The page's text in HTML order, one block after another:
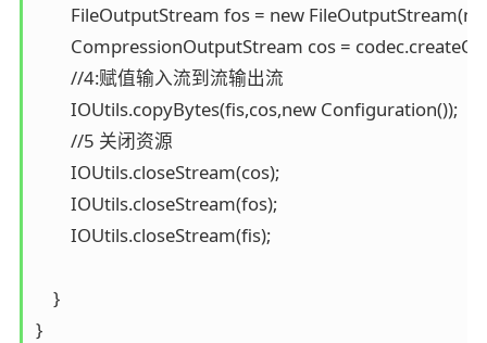
FileOutputStream fos = new
CompressionOutputStream cos =
        //4:赋值输入流到流输出流
        IOUtils.copyBytes(fis,cos,new Configuration());
        //5 关闭资源
        IOUtils.closeStream(cos);
        IOUtils.closeStream(fos);
        IOUtils.closeStream(fis);
    }
}